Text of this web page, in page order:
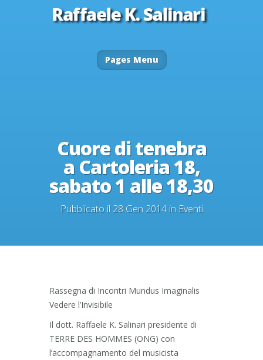
Pages Menu
Cuore di tenebra
a Cartoleria 18,
sabato 1 alle 18,30
Pubblicato il 28 Gen 2014 in Eventi
Rassegna di Incontri Mundus Imaginalis
Vedere l’Invisibile
Il dott. Raffaele K. Salinari presidente di
TERRE DES HOMMES (ONG) con
l’accompagnamento del musicista